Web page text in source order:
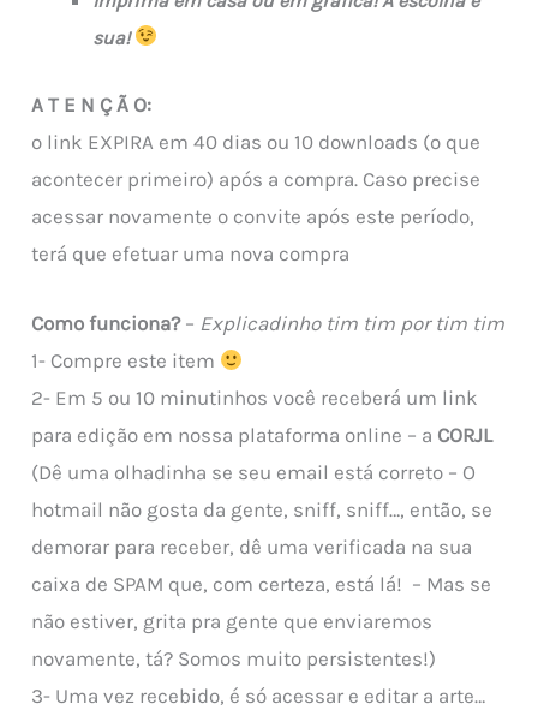
sua!
A T E N Ç Ã O:
o link EXPIRA em 40 dias ou 10 downloads (o que
acontecer primeiro) após a compra. Caso precise
acessar novamente o convite após este período,
terá que efetuar uma nova compra
Como funciona?– Explicadinho tim tim por tim tim
1- Compre este item
2- Em 5 ou 10 minutinhos você receberá um link
para edição em nossa plataforma online – a CORJL
(Dê uma olhadinha se seu email está correto – O
hotmail não gosta da gente, sniff, sniff…, então, se
demorar para receber, dê uma verificada na sua
caixa de SPAM que, com certeza, está lá! – Mas se
não estiver, grita pra gente que enviaremos
novamente, tá? Somos muito persistentes!)
3- Uma vez recebido, é só acessar e editar a arte…